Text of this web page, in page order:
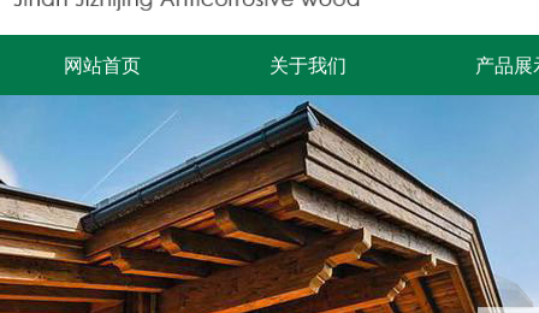
网站首页 关于我们 产品展